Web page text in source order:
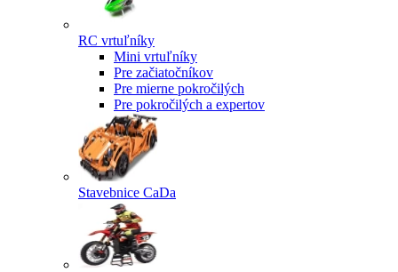
RC vrtuľníky
Mini vrtuľníky
Pre začiatočníkov
Pre mierne pokročilých
Pre pokročilých a expertov
Stavebnice CaDa